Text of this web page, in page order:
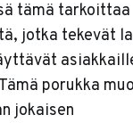
tämä tarkoittaa
jotka tekevät
porukka
jokaisen